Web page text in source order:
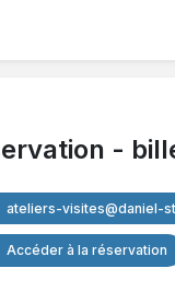
-
ateliers-visites@daniel-
Accéder à la réservation